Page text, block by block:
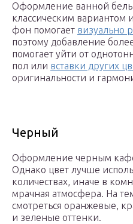
Оформление ванной
классическим
фон помогает визуально
поэтому добавление
помогает уйти от
пол или вставки других
оригинальности и
Черный
Оформление черным
Однако цвет лучше
количествах, иначе в
мрачная атмосфера. На
смотреться оранжевые,
и зеленые оттенки.